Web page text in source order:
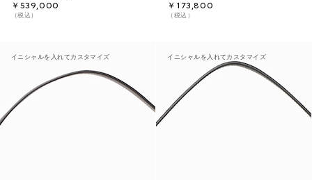
￥539,000
（税込）
￥173,800
（税込）
イニシャルを入れてカスタマイズ イニシャルを入れてカスタマイズ